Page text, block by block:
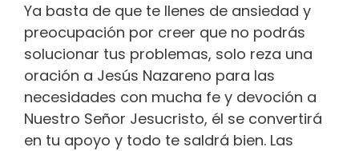
Ya basta de que te llenes de ansiedad y
preocupación por creer que no podrás
solucionar tus problemas, solo reza una
oración a Jesús Nazareno para las
necesidades con mucha fe y devoción a
Nuestro Señor Jesucristo, él se convertirá
en tu apoyo y todo te saldrá bien. Las